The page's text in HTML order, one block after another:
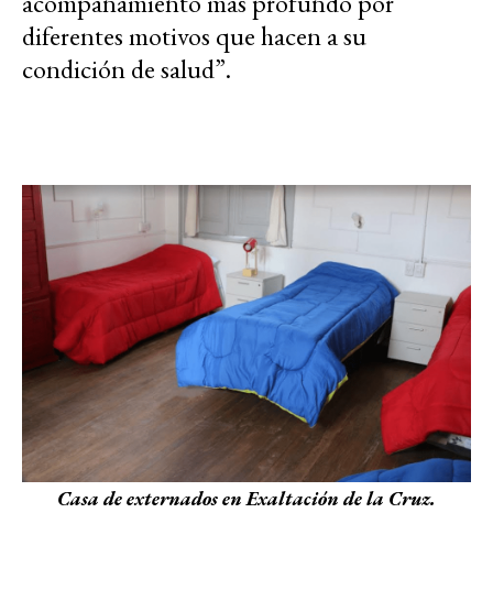
diferentes motivos que hacen a su
condición de salud”.
Casa de externados en Exaltación de la Cruz.